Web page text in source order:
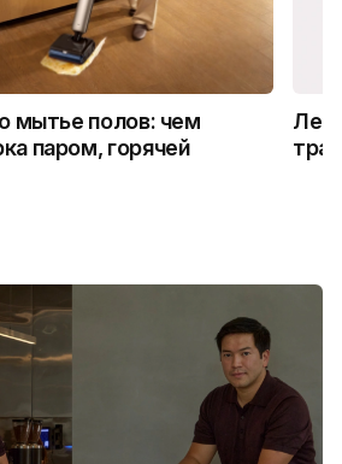
мытье полов: чем
паром, горячей